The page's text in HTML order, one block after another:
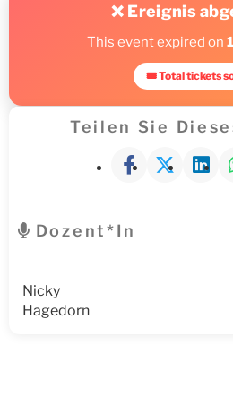
❌ Ereignis
This event expired on
🎟 Total tickets
Teilen Sie
Dozent*in
Nicky
Hagedorn